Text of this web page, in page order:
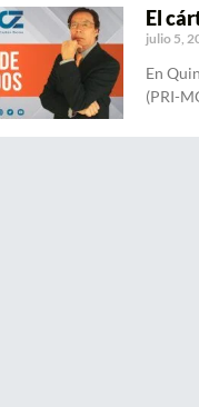
El
julio 5,
En
(PRI-